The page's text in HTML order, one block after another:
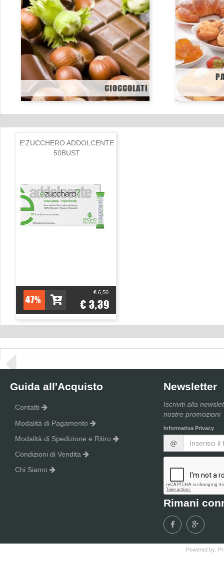
CIOCCOLATI
E'ZUCCHERO ADDOLCENTE
50BUST
47%
€ 6,50
€ 3,39
Guida all'Acquisto
Contatti
Modalità di Pagamento
Modalità di Spedizione e Ritiro
Condizioni di Vendita
Chi Siamo
Newsletter
Iscriviti alla
nostre promozioni
Informativa Privacy
@
Rimani
Powered by: